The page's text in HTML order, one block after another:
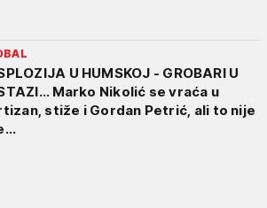
U HUMSKOJ - GROBARI U
Marko Nikolić se vraća u
stiže i Gordan Petrić, ali to nije